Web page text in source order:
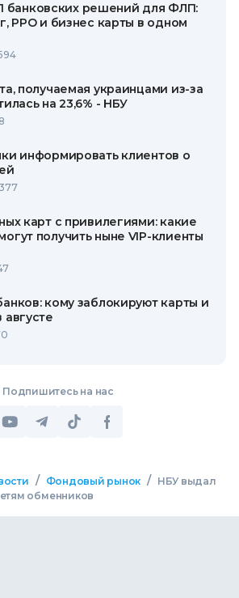
банковских решений для ФЛП:
РРО и бизнес карты в одном
получаемая украинцами из-за
на 23,6% - НБУ
информировать клиентов о
карт с привилегиями: какие
получить ныне VIP-клиенты
кому заблокируют карты и
Подпишитесь на нас
/ Фондовый рынок /
НБУ выдал
обменников